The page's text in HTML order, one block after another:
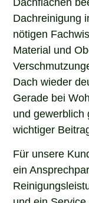
Dachreinigung
nötigen
Material und
Dach wieder
Gerade bei
und
wichtiger
Für unsere
ein
und ein